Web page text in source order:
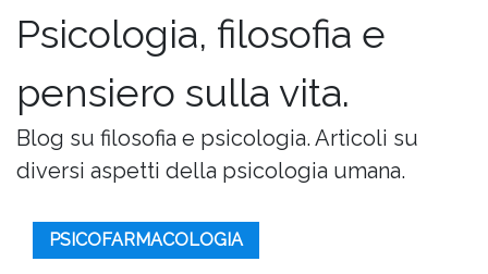
Psicologia, filosofia e
pensiero sulla vita.
Blog su filosofia e psicologia. Articoli su
diversi aspetti della psicologia umana.
PSICOFARMACOLOGIA